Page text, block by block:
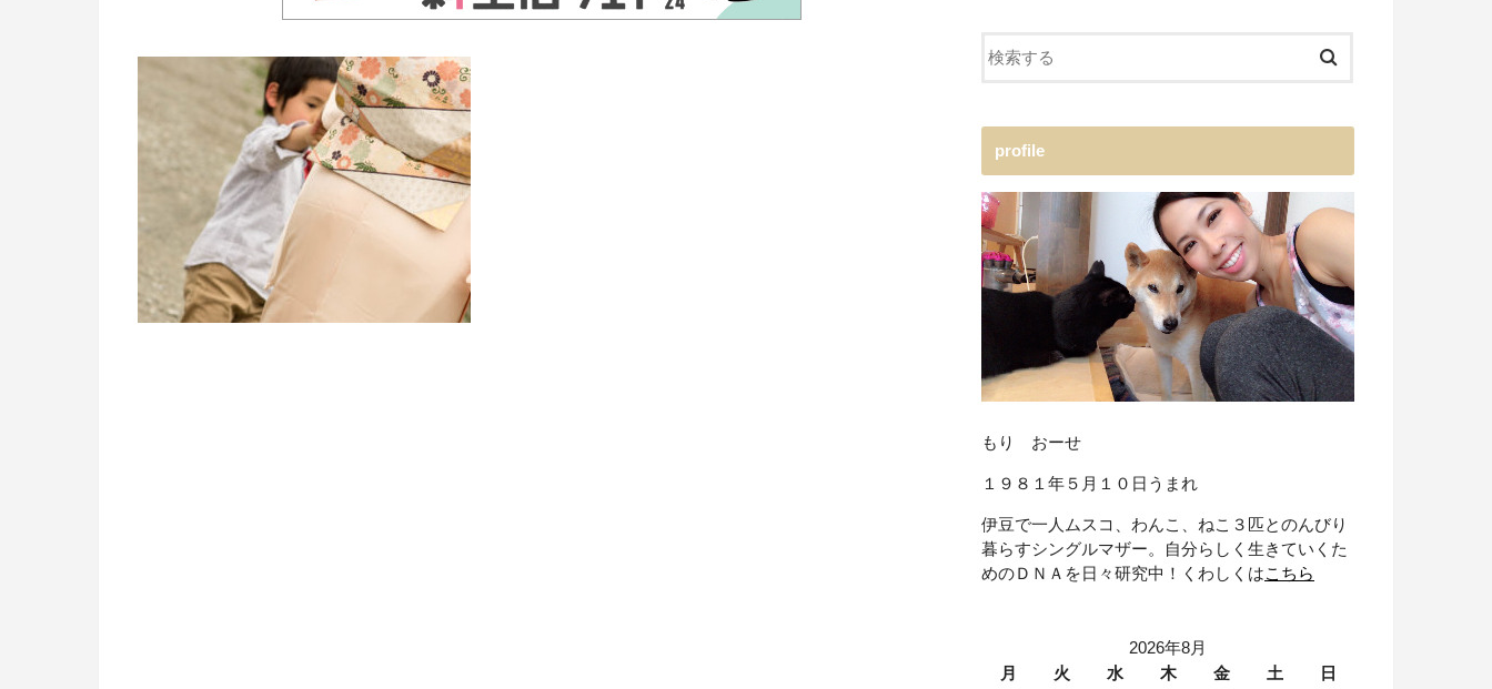
profile
もり おーせ
１９８１年５月１０日うまれ
伊豆で一人ムスコ、わんこ、ねこ３匹とのんびり
暮らすシングルマザー。自分らしく生きていくた
めのＤＮＡを日々研究中！くわしくはこちら
2026年8月
月
火 水 木 金 土
日